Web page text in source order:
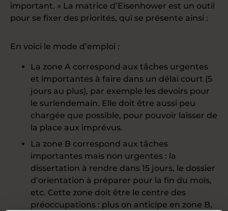
important. » La matrice d’Eisenhower est un outil
pour se fixer des priorités, qui se présente ainsi :
En voici le mode d’emploi :
La zone A correspond aux tâches urgentes
et importantes à faire dans un délai court (5
jours au plus), par exemple les devoirs pour
le surlendemain. Elle doit être aussi peu
chargée que possible, pour pouvoir laisser de
la place aux imprévus.
La zone B correspond aux tâches
importantes mais non urgentes : la
dissertation à rendre dans 15 jours, le dossier
d’orientation à préparer pour la fin du mois,
etc. Cette zone doit être le centre des
préoccupations : plus on anticipe en zone B,